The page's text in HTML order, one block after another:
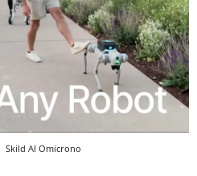
Skild AI Omicrono